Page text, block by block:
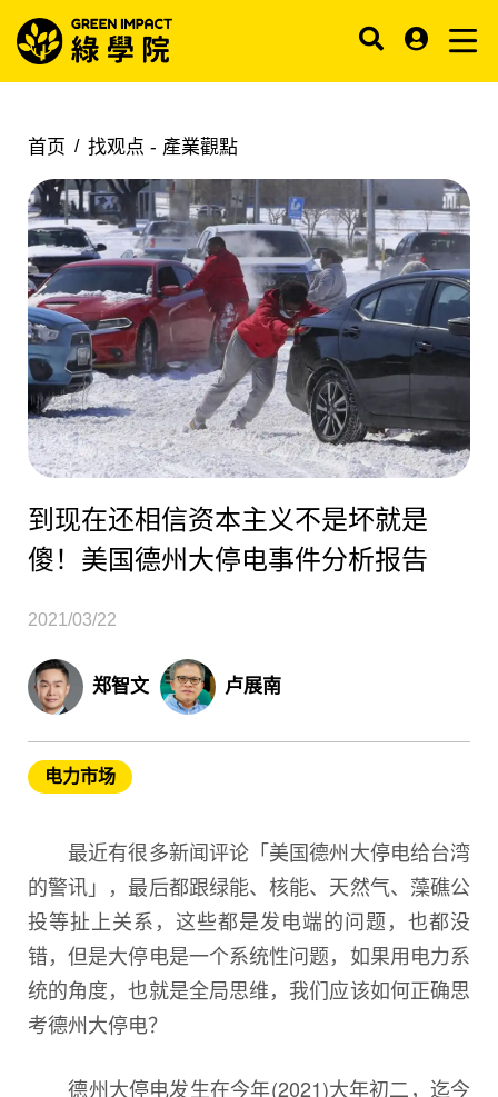
首页 找观点 - 產業觀點
到现在还相信资本主义不是坏就是
傻！美国德州大停电事件分析报告
2021/03/22
郑智文 卢展南
电力市场
最近有很多新闻评论「美国德州大停电给台湾
的警讯」，最后都跟绿能、核能、天然气、藻礁公
投等扯上关系，这些都是发电端的问题，也都没
错，但是大停电是一个系统性问题，如果用电力系
统的角度，也就是全局思维，我们应该如何正确思
考德州大停电？
德州大停电发生在今年(2021)大年初二，迄今